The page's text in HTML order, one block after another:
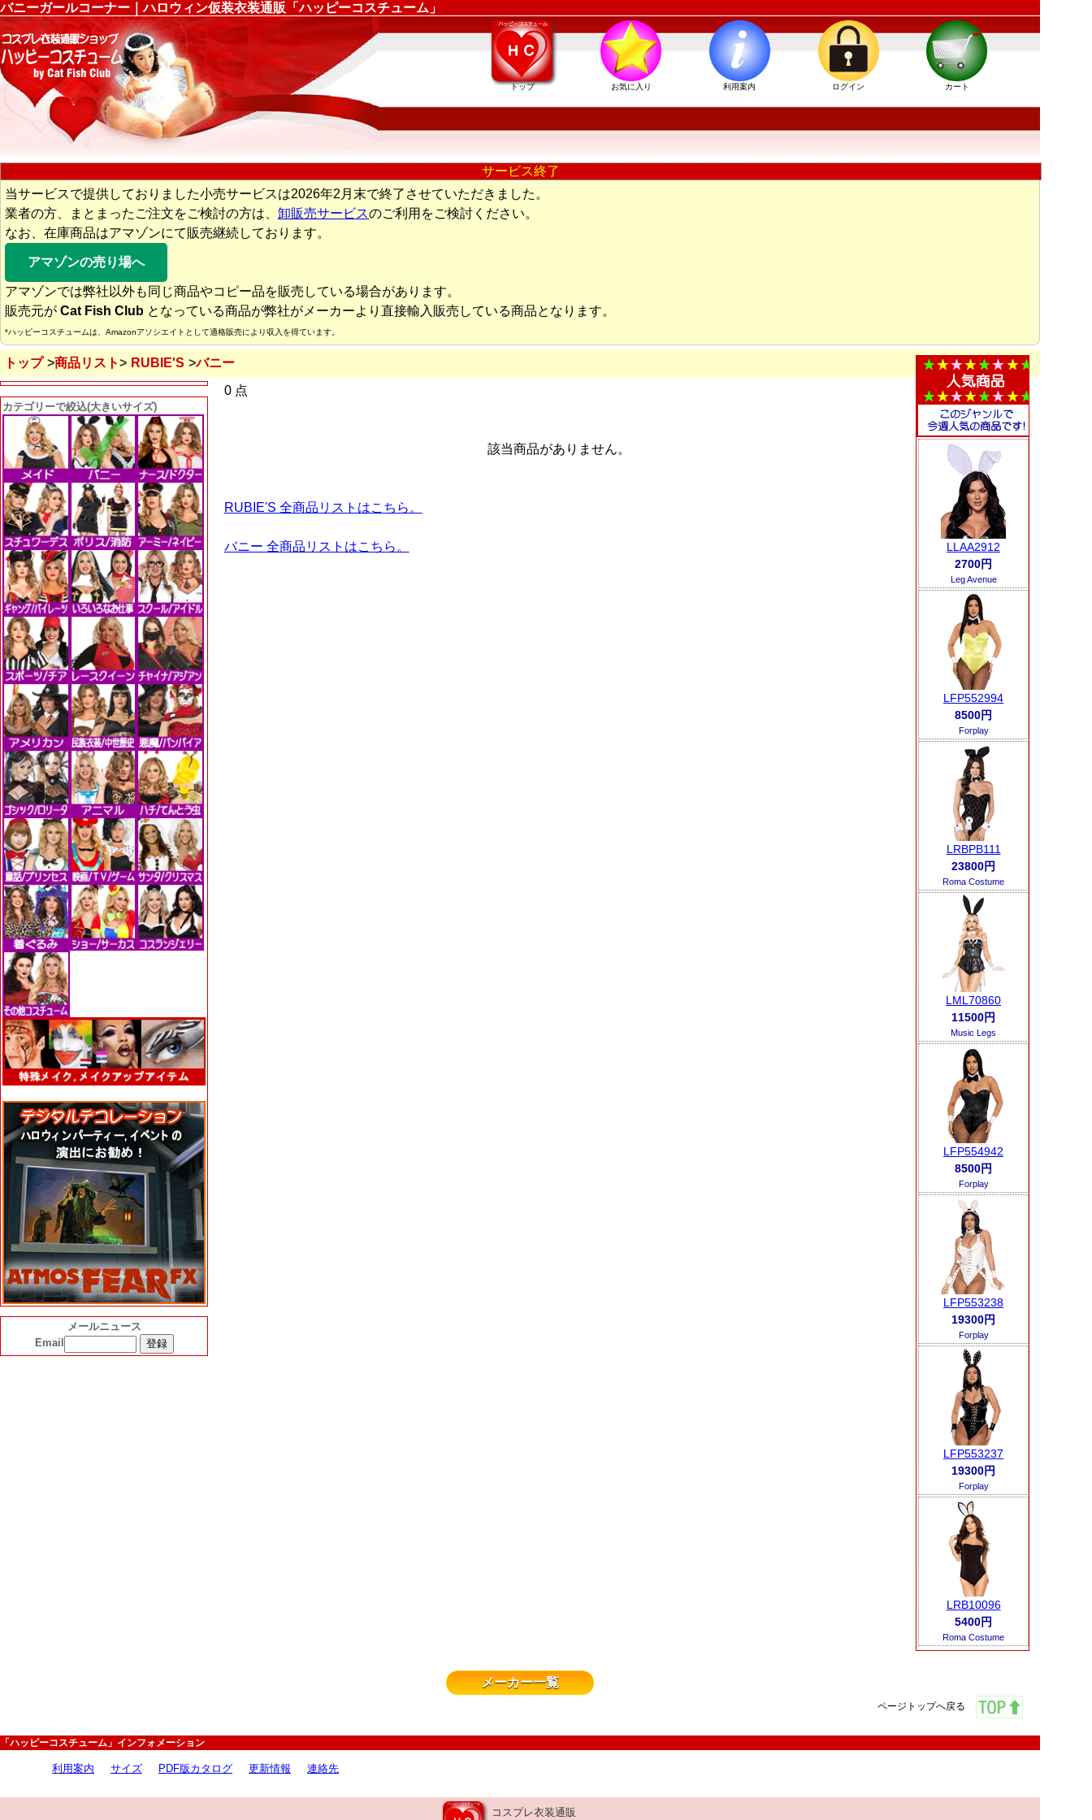
バニーガールコーナー｜ハロウィン仮装衣装通販「ハッピーコスチューム」
トップ お気に入り 利用案内 ログイン カート
サービス終了
当サービスで提供しておりました小売サービスは2026年2月末で終了させていただきました。
業者の方、まとまったご注文をご検討の方は、 卸販売サービスのご利用をご検討ください。
なお、在庫商品はアマゾンにて販売継続しております。
アマゾンの売り場へ
アマゾンでは弊社以外も同じ商品やコピー品を販売している場合があります。
販売元が Cat Fish Club となっている商品が弊社がメーカーより直接輸入販売している商品となります。
*ハッピーコスチュームは、Amazonアソシエイトとして適格販売により収入を得ています。
トップ 商品リスト RUBIE'S バニー
カテゴリーで絞込(大きいサイズ)
メールニュース
Email
0 点
該当商品がありません。
RUBIE'S 全商品リストはこちら。
バニー 全商品リストはこちら。
LLAA2912
2700円
Leg Avenue
LFP552994
8500円
Forplay
LRBPB111
23800円
Roma Costume
LML70860
11500円
Music Legs
LFP554942
8500円
Forplay
LFP553238
19300円
Forplay
LFP553237
19300円
Forplay
LRB10096
5400円
Roma Costume
メーカー一覧
ページトップへ戻る
「ハッピーコスチューム」インフォメーション
利用案内 サイズ PDF版カタログ 更新情報 連絡先
コスプレ衣装通販